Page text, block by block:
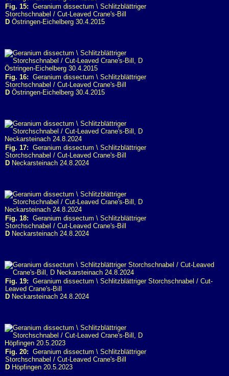
Fig. 15: Geranium dissectum \ Schlitzblättriger
Storchschnabel / Cut-Leaved Crane's-Bill
D Östringen-Eichelberg 30.4.2015
Fig. 16: Geranium dissectum \ Schlitzblättriger
Storchschnabel / Cut-Leaved Crane's-Bill
D Östringen-Eichelberg 30.4.2015
Fig. 17: Geranium dissectum \ Schlitzblättriger
Storchschnabel / Cut-Leaved Crane's-Bill
D Neckarsteinach 24.8.2024
Fig. 18: Geranium dissectum \ Schlitzblättriger
Storchschnabel / Cut-Leaved Crane's-Bill
D Neckarsteinach 24.8.2024
Fig. 19: Geranium dissectum \ Schlitzblättriger Storchschnabel / Cut-
Leaved Crane's-Bill
D Neckarsteinach 24.8.2024
Fig. 20: Geranium dissectum \ Schlitzblättriger
Storchschnabel / Cut-Leaved Crane's-Bill
D Höpfingen 20.5.2023